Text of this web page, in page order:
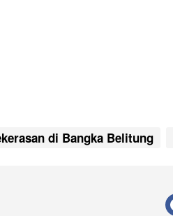
di Bangka Belitung